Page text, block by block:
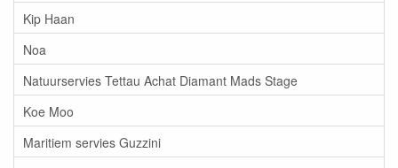
Kip Haan
Noa
Natuurservies Tettau Achat Diamant Mads Stage
Koe Moo
Maritiem servies Guzzini